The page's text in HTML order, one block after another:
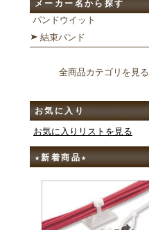
メーカー名から探す
パンドウイット
結束バンド
全商品カテゴリを見る
お気に入り
お気に入りリストを見る
★新着商品★